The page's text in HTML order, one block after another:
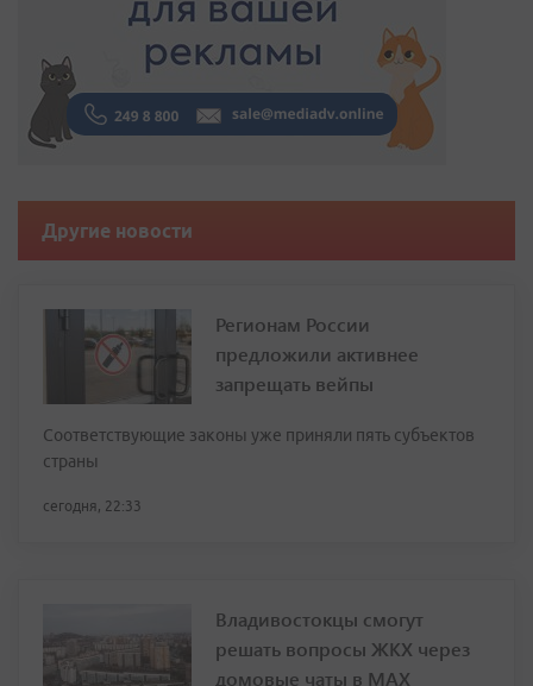
Другие новости
Регионам России
предложили активнее
запрещать вейпы
Соответствующие законы уже приняли пять субъектов
страны
сегодня, 22:33
Владивостокцы смогут
решать вопросы ЖКХ через
домовые чаты в МАХ